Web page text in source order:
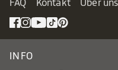
FAQ Kontakt Über uns
INFO